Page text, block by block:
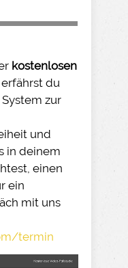
kostenlosen
du
zur
und
in deinem
einen
ein
mit uns
termin